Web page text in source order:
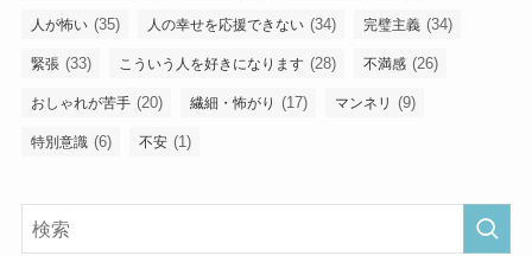
人が怖い (35) 人の幸せを応援できない (34) 完璧主義 (34)
緊張 (33) こういう人を好きになります (28) 不満感 (26)
おしゃれが苦手 (20) 繊細・怖がり (17) マンネリ (9)
特別意識 (6) 不安 (1)